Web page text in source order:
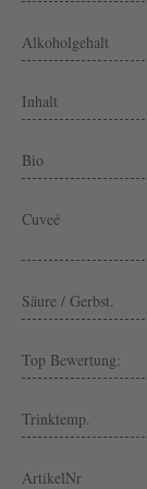
Alkoholgehalt
Inhalt
Bio
Cuveé
Säure / Gerbst.
Top Bewertung:
Trinktemp.
ArtikelNr